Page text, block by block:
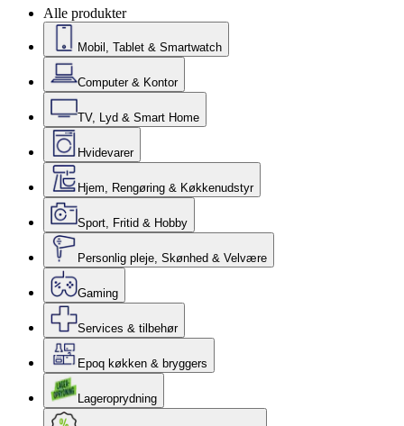
Alle produkter
Mobil, Tablet & Smartwatch
Computer & Kontor
TV, Lyd & Smart Home
Hvidevarer
Hjem, Rengøring & Køkkenudstyr
Sport, Fritid & Hobby
Personlig pleje, Skønhed & Velvære
Gaming
Services & tilbehør
Epoq køkken & bryggers
Lageroprydning